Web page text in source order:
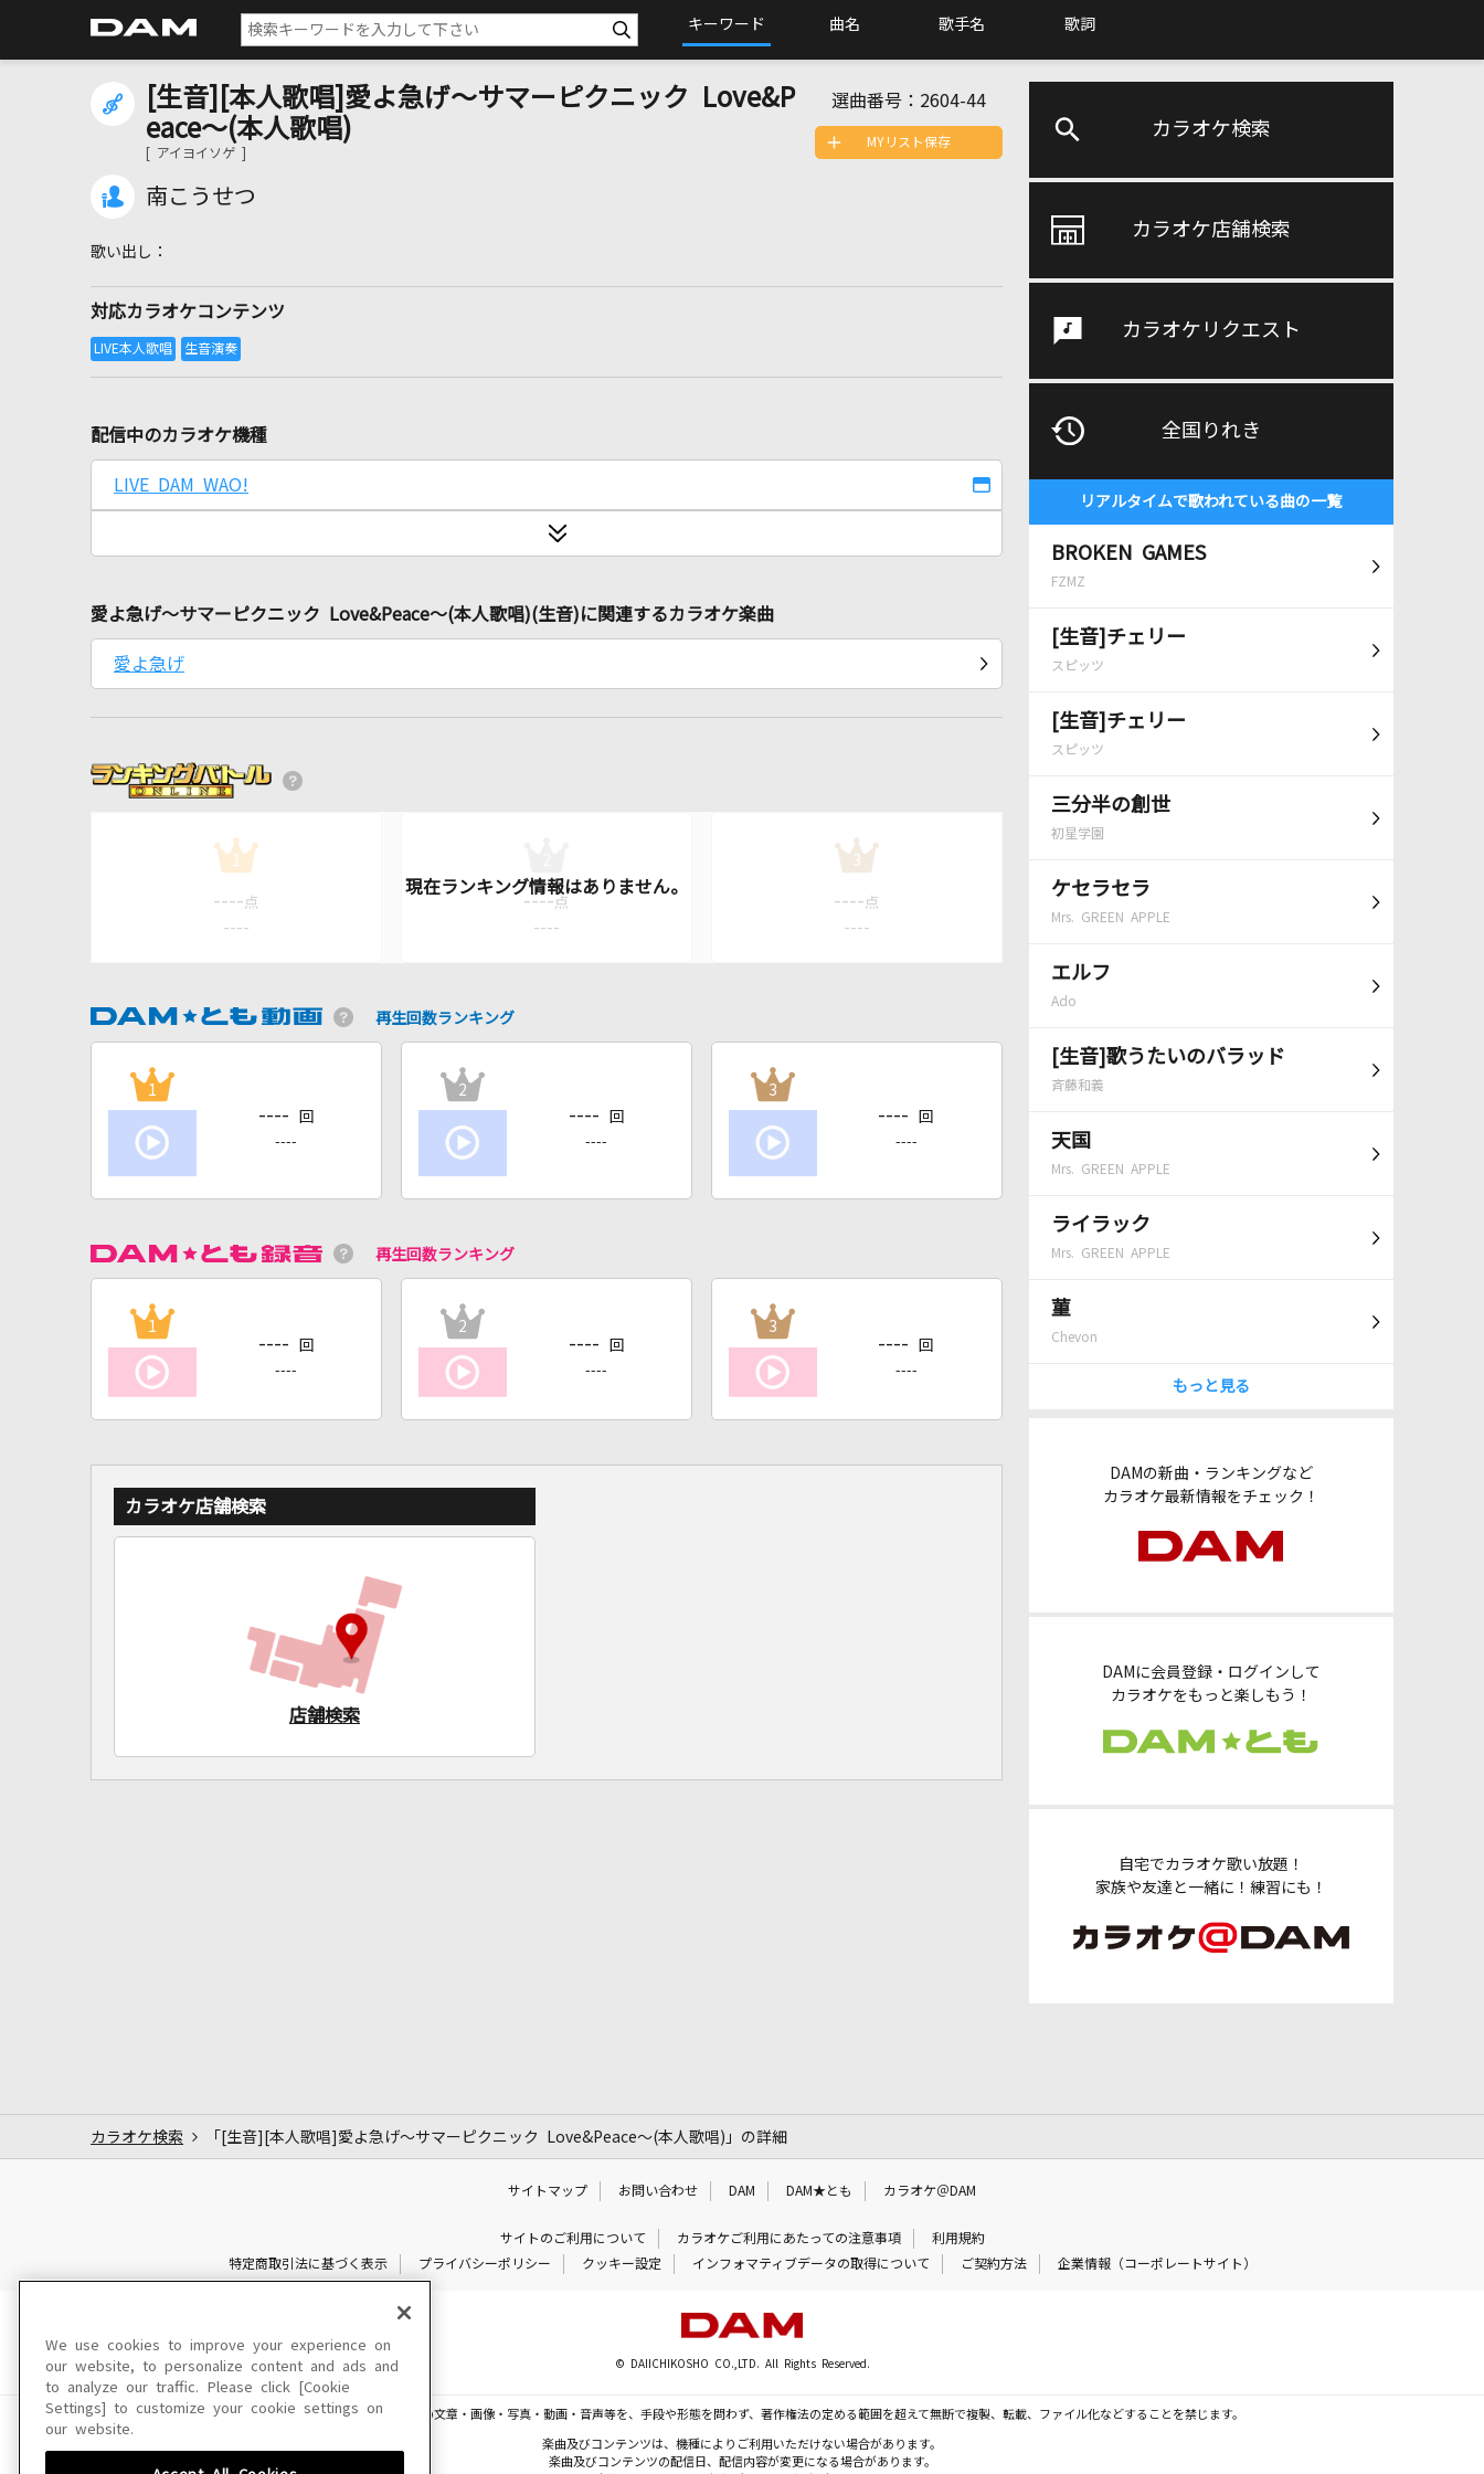
キーワード 曲名 歌手名 歌詞
カラオケ検索
カラオケ店舗検索
カラオケリクエスト
全国りれき
リアルタイムで歌われている曲の一覧
BROKEN GAMES
FZMZ
[生音]チェリー
スピッツ
[生音]チェリー
スピッツ
三分半の創世
初星学園
ケセラセラ
Mrs. GREEN APPLE
エルフ
Ado
[生音]歌うたいのバラッド
斉藤和義
天国
Mrs. GREEN APPLE
ライラック
Mrs. GREEN APPLE
菫
Chevon
もっと見る
DAMの新曲・ランキングなど
カラオケ最新情報をチェック！
DAMに会員登録・ログインして
カラオケをもっと楽しもう！
自宅でカラオケ歌い放題！
家族や友達と一緒に！練習にも！
[生音][本人歌唱]愛よ急げ～サマーピクニック Love&P
eace～(本人歌唱)
[ アイヨイソゲ ]
南こうせつ
選曲番号： 2604-44
対応カラオケコンテンツ
MYリスト保存
配信中のカラオケ機種
LIVE DAM WAO!
愛よ急げ～サマーピクニック Love&Peace～(本人歌唱)(生音)に関連するカラオケ楽曲
愛よ急げ
1
---- 点
----
---- 点
----
3
---- 点
----
再生回数ランキング
1
---- 回
----
2
---- 回
----
3
---- 回
----
再生回数ランキング
1
---- 回
----
2
---- 回
----
3
---- 回
----
カラオケ店舗検索
店舗検索
カラオケ検索 「[生音][本人歌唱]愛よ急げ～サマーピクニック Love&Peace～(本人歌唱)」の詳細
サイトマップ お問い合わせ DAM DAM★とも カラオケ＠DAM
サイトのご利用について カラオケご利用にあたっての注意事項
利用規約
特定商取引法に基づく表示
プライバシーポリシー クッキー設定 インフォマティブデータの取得について ご契約方法 企業情報（コーポレートサイト）
© DAIICHIKOSHO CO.,LTD. All Rights Reserved.
このサイトに掲載されている一切の文章・画像・写真・動画・音声等を、手段や形態を問わず、著作権法の定める範囲を超えて無断で複製、転載、ファイル化などすることを禁じます。
楽曲及びコンテンツは、機種によりご利用いただけない場合があります。
楽曲及びコンテンツの配信日、配信内容が変更になる場合があります。
We use cookies to improve your experience on
our website, to personalize content and ads and
to analyze our traffic. Please click [Cookie
Settings] to customize your cookie settings on
our website.